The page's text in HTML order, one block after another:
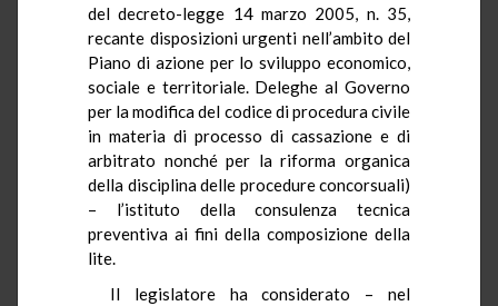
del decreto-legge 14 marzo 2005, n. 35,
recante disposizioni urgenti nell’ambito del
Piano di azione per lo sviluppo economico,
sociale e territoriale. Deleghe al Governo
per la modifica del codice di procedura civile
in materia di processo di cassazione e di
arbitrato nonché per la riforma organica
della disciplina delle procedure concorsuali)
– l’istituto della consulenza tecnica
preventiva ai fini della composizione della
lite.
Il legislatore ha considerato – nel